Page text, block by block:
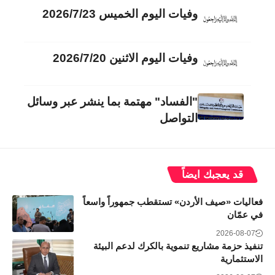
وفيات اليوم الخميس 2026/7/23
وفيات اليوم الاثنين 2026/7/20
"الفساد" مهتمة بما ينشر عبر وسائل
التواصل
قد يعجبك ايضاً
فعاليات «صيف الأردن» تستقطب جمهوراً واسعاً
في عمّان
2026-08-07
تنفيذ حزمة مشاريع تنموية بالكرك لدعم البيئة
الاستثمارية